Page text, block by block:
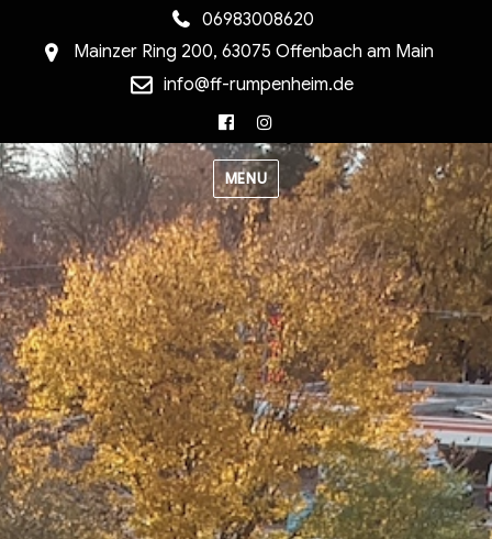
06983008620
Mainzer Ring 200, 63075 Offenbach am Main
info@ff-rumpenheim.de
Facebook
MENU